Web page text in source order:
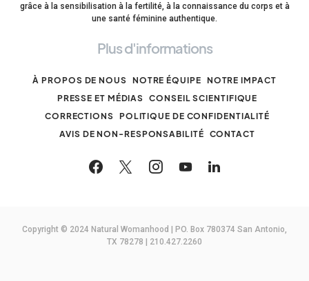
grâce à la sensibilisation à la fertilité, à la connaissance du corps et à
une santé féminine authentique.
Plus d'informations
À PROPOS DE NOUS NOTRE ÉQUIPE NOTRE IMPACT
PRESSE ET MÉDIAS
CONSEIL SCIENTIFIQUE
CORRECTIONS POLITIQUE DE CONFIDENTIALITÉ
AVIS DE NON-RESPONSABILITÉ CONTACT
Copyright © 2024 Natural Womanhood | PO. Box 780374 San Antonio,
TX 78278 | 210.427.2260